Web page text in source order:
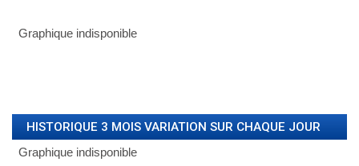
HISTORIQUE 3 MOIS VARIATION SUR CHAQUE JOUR